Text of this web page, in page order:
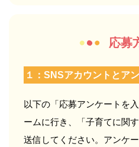
応募
１：SNSアカウントとア
以下の「応募アンケートを
ームに行き、「子育てに関
送信してください。アンケ